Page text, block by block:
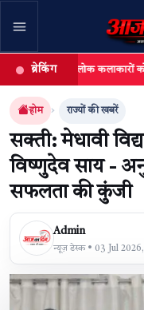
खबर खोजें
ब्रेकिंग
कहा- लोक कलाकारों को मिलेगा
होम राज्यों की खबरें
सक्ती: मेधावी
विष्णुदेव साय -
सफलता की कुंजी
Admin
न्यूज़ डेस्क • 03 Jul